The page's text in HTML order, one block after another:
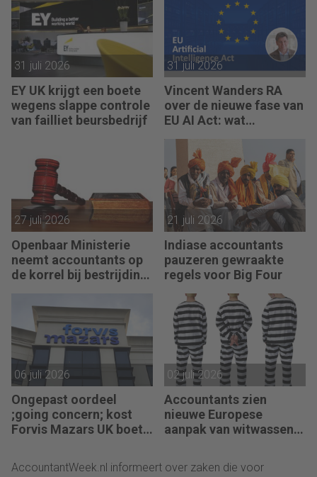
31 juli 2026
EY UK krijgt een boete
wegens slappe controle
van failliet beursbedrijf
31 juli 2026
Vincent Wanders RA
over de nieuwe fase van
EU AI Act: wat
accountants nu moeten
regelen
27 juli 2026
Openbaar Ministerie
neemt accountants op
de korrel bij bestrijding
21 juli 2026
Indiase accountants
pauzeren gewraakte
regels voor Big Four
06 juli 2026
Ongepast oordeel
;going concern; kost
Forvis Mazars UK boete
02 juli 2026
Accountants zien
nieuwe Europese
aanpak van witwassen
AccountantWeek.nl informeert over zaken die voor